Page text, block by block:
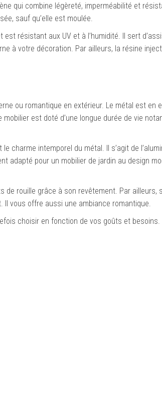
qui combine légèreté, imperméabilité et
sauf qu’elle est moulée.
résistant aux UV et à l’humidité. Il sert
à votre décoration. Par ailleurs, la résine
ou romantique en extérieur. Le métal est en
est doté d’une longue durée de vie
charme intemporel du métal. Il s’agit de
adapté pour un mobilier de jardin au design
de rouille grâce à son revêtement. Par ailleurs,
vous offre aussi une ambiance romantique.
choisir en fonction de vos goûts et besoins.